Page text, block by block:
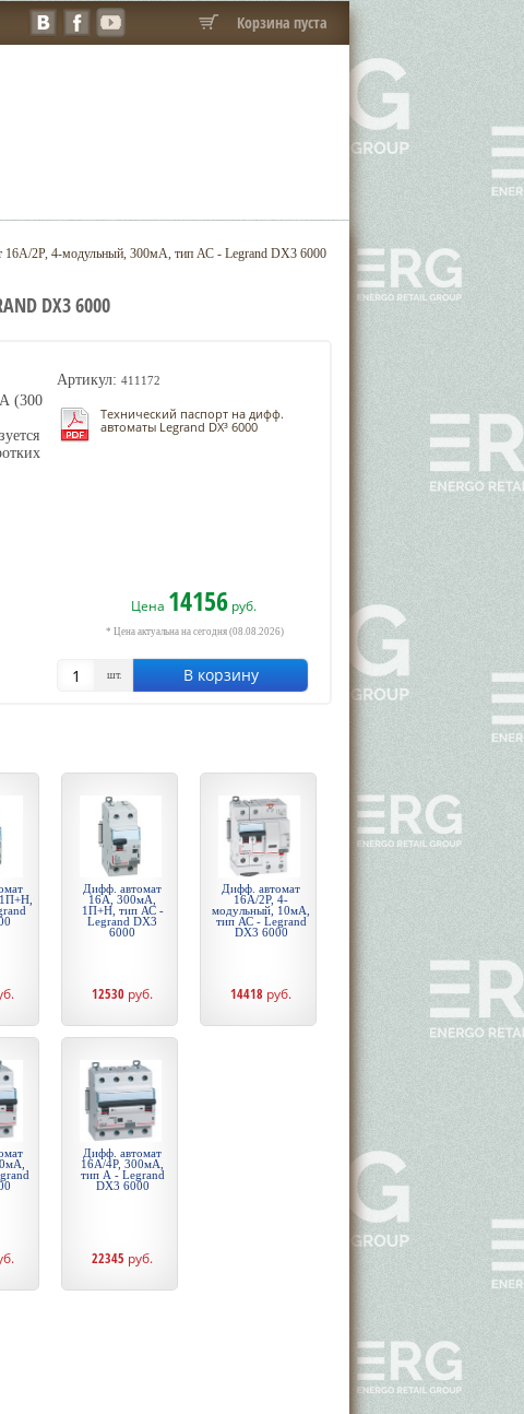
Корзина пуста
2P, 4-модульный, 300мА, тип АС - Legrand DX3 6000
DX3 6000
Артикул: 411172
Технический паспорт на дифф.
автоматы Legrand DX³ 6000
Цена 14156руб.
* Цена актуальна на сегодня (08.08.2026)
шт. В корзину
(300
Дифф. автомат
16А, 300мА,
1П+Н, тип АС -
Legrand DX3
6000
12530 руб.
Дифф. автомат
16А/2P, 4-
модульный, 10мА,
тип АС - Legrand
DX3 6000
14418 руб.
Дифф. автомат
16А/4P, 300мА,
тип А - Legrand
DX3 6000
22345 руб.